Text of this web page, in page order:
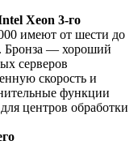
Xeon 3-го
имеют от шести до
Бронза — хороший
серверов
скорость и
функции
центров обработки